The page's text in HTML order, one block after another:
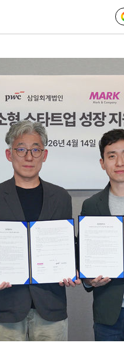
수사 재개"
' 된 축구협회
…실업률은 4.1%로
매달리지 말고 과감히
바운드·남쪽 아웃바
폭염경보로 하향
개 면 특별재난지역
계급 임용…희망지 못
은 비[내일날씨]
메모리 수요 선제 대
란VC 입단
축구 '5승 2무'
마감
6258.77에 마쳐
후 첫 40도
교정본부장 기소